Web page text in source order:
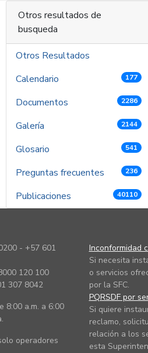
Otros resultados de
busqueda
Otros Resultados
Calendario
177
Documentos 2286
Galería 2144
Glosario 541
Preguntas frecuentes 236
Publicaciones 40110
- +57 601
120 100
307 8042
8:00 a.m. a 6:00
operadores
Inconformidad
Si necesita
o servicios
por la SFC.
PQRSDF por
Si quiere
reclamo,
relación a los
esta